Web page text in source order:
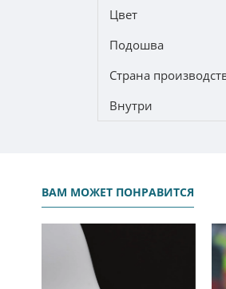
Цвет
Подошва
Страна
Внутри
ВАМ МОЖЕТ ПОНРАВИТСЯ